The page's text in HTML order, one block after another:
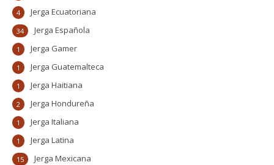
Jerga Ecuatoriana
4
Jerga Española
34
Jerga Gamer
1
Jerga Guatemalteca
1
Jerga Haitiana
1
Jerga Hondureña
2
Jerga Italiana
1
Jerga Latina
1
Jerga Mexicana
15